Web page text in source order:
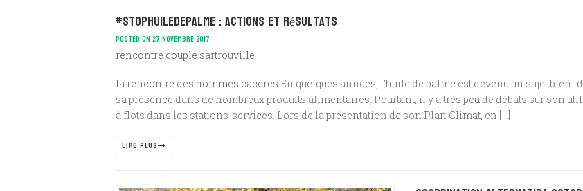
#stophuiledepalme : actions et résultats
POSTED ON 27 NOVEMBRE 2017
rencontre couple sartrouville
la rencontre des hommes caceres En quelques années, l’huile de palme est devenu un sujet
sa présence dans de nombreux produits alimentaires. Pourtant, il y a très peu de débats sur son
à flots dans les stations-services. Lors de la présentation de son Plan Climat, en […]
LIRE PLUS